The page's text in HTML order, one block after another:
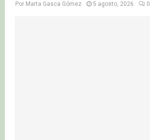
Por Marta Gasca Gómez 5 agosto, 2026 0